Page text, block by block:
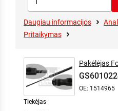
Daugiau informacijos
Pritaikymas
Pakėlėjas
OE: 1514965
Tiekėjas